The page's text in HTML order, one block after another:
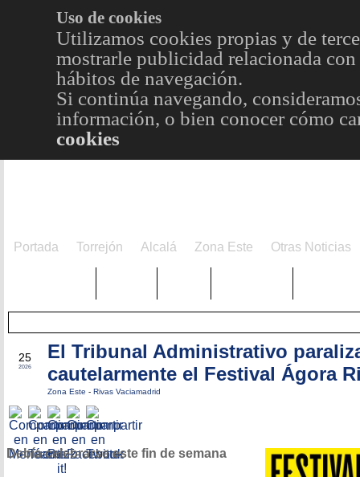
Uso de cookies
Utilizamos cookies propias y de
mostrarle publicidad relacionada
hábitos de navegación.
Si continúa navegando,
información, o bien conocer cómo
cookies
Portada Torrejón Alcalá Zona Este Otras Noticias
25
2026
El Tribunal Administrativo
cautelarmente el Festival Ágora
Zona Este - Rivas Vaciamadrid
Debía celebrarse este fin de semana